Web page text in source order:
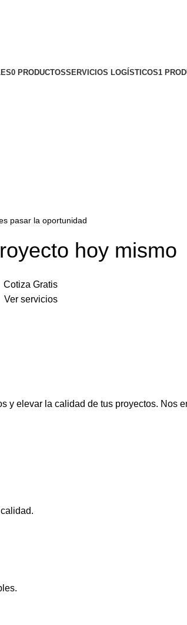
0 PRODUCTOSSERVICIOS LOGÍSTICOS1
pasar la oportunidad
hoy mismo
Cotiza Gratis
Ver servicios
elevar la calidad de tus proyectos. Nos